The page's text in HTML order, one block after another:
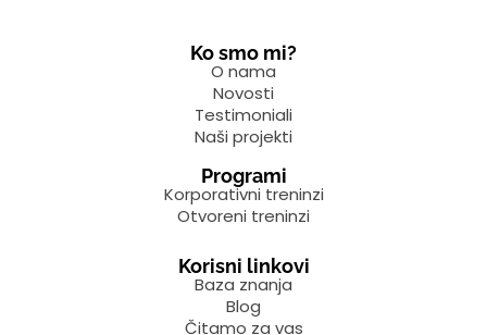
Ko smo mi?
O nama
Novosti
Testimoniali
Naši projekti
Programi
Korporativni treninzi
Otvoreni treninzi
Korisni linkovi
Baza znanja
Blog
Čitamo za vas